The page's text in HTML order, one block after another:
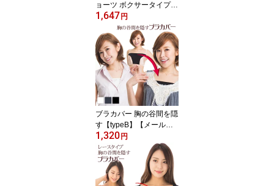
ョーツ ボクサータイプ単
品【メール便可5】( サニ
タリー 消臭抗菌 吸水速
乾 羽付きナプキン取付可
軽失禁ショーツ 軽失禁パ
ンツ 産後 生理用ショー
ツ 尿もれ レディース 生
理用 快適下着 インナー
パンツ パンティー 女性
用 通販 )
1,647 円
ブラカバー 胸の谷間を隠
す【typeB】【メール便
限定送料無料1.6】( 胸元
カバー 隠す インナー チ
ラ見え 防止 下着 レディ
ース 結婚式 セクシー か
わいい 谷間隠し 白 黒 ホ
1,320 円